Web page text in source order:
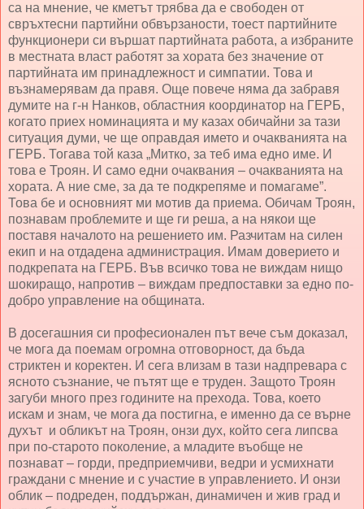
са на мнение, че кметът трябва да е свободен от
свръхтесни партийни обвързаности, тоест партийните
функционери си вършат партийната работа, а избраните
в местната власт работят за хората без значение от
партийната им принадлежност и симпатии. Това и
възнамерявам да правя. Още повече няма да забравя
думите на г-н Нанков, областния координатор на ГЕРБ,
когато приех номинацията и му казах обичайни за тази
ситуация думи, че ще оправдая името и очакванията на
ГЕРБ. Тогава той каза „Митко, за теб има едно име. И
това е Троян. И само едни очаквания – очакванията на
хората. А ние сме, за да те подкрепяме и помагаме”.
Това бе и основният ми мотив да приема. Обичам Троян,
познавам проблемите и ще ги реша, а на някои ще
поставя началото на решението им. Разчитам на силен
екип и на отдадена администрация. Имам доверието и
подкрепата на ГЕРБ. Във всичко това не виждам нищо
шокиращо, напротив – виждам предпоставки за едно по-
добро управление на общината.
В досегашния си професионален път вече съм доказал,
че мога да поемам огромна отговорност, да бъда
стриктен и коректен. И сега влизам в тази надпревара с
ясното съзнание, че пътят ще е труден. Защото Троян
загуби много през годините на прехода. Това, което
искам и знам, че мога да постигна, е именно да се върне
духът и обликът на Троян, онзи дух, който сега липсва
при по-старото поколение, а младите въобще не
познават – горди, предприемчиви, ведри и усмихнати
граждани с мнение и с участие в управлението. И онзи
облик – подреден, поддържан, динамичен и жив град и